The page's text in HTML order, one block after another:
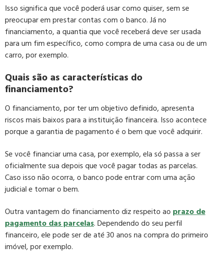
Isso significa que você poderá usar como quiser, sem se
preocupar em prestar contas com o banco. Já no
financiamento, a quantia que você receberá deve ser usada
para um fim específico, como compra de uma casa ou de um
carro, por exemplo.
Quais são as características do
financiamento?
O financiamento, por ter um objetivo definido, apresenta
riscos mais baixos para a instituição financeira. Isso acontece
porque a garantia de pagamento é o bem que você adquirir.
Se você financiar uma casa, por exemplo, ela só passa a ser
oficialmente sua depois que você pagar todas as parcelas.
Caso isso não ocorra, o banco pode entrar com uma ação
judicial e tomar o bem.
Outra vantagem do financiamento diz respeito ao prazo de
pagamento das parcelas. Dependendo do seu perfil
financeiro, ele pode ser de até 30 anos na compra do primeiro
imóvel, por exemplo.